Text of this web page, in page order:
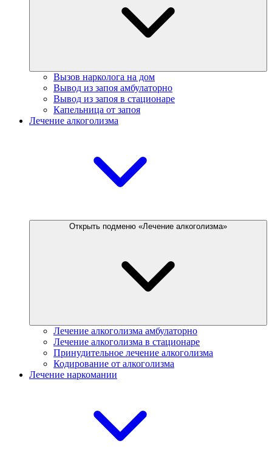
Вызов нарколога на дом
Вывод из запоя амбулаторно
Вывод из запоя в стационаре
Капельница от запоя
Лечение алкоголизма
Открыть подменю «Лечение алкоголизма»
Лечение алкоголизма амбулаторно
Лечение алкоголизма в стационаре
Принудительное лечение алкоголизма
Кодирование от алкоголизма
Лечение наркомании